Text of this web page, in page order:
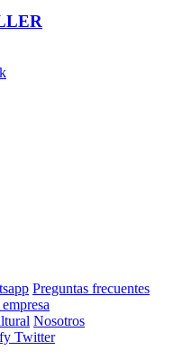
Preguntas frecuentes
Nosotros
Twitter